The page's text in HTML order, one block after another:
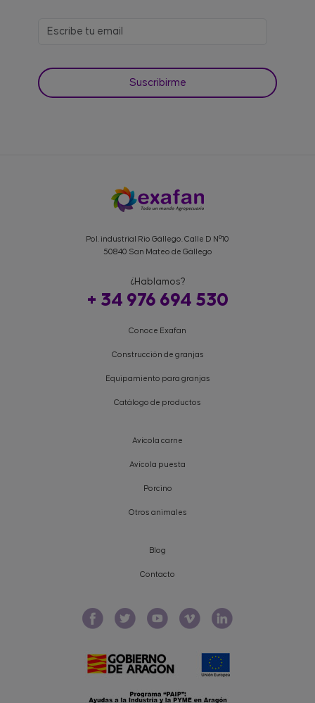
Pol. industrial Rio Gállego. Calle D Nº10
50840 San Mateo de Gállego
¿Hablamos?
+ 34 976 694 530
Conoce Exafan
Construcción de granjas
Equipamiento para granjas
Catálogo de productos
Avícola carne
Avícola puesta
Porcino
Otros animales
Blog
Contacto